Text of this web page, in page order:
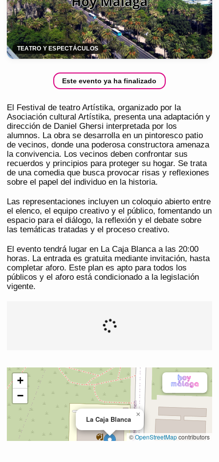
TEATRO Y ESPECTÁCULOS
Este evento ya ha finalizado
El Festival de teatro Artístika, organizado por la
Asociación cultural Artístika, presenta una adaptación y
dirección de Daniel Ghersi interpretada por los
alumnos. La obra se desarrolla en un pintoresco patio
de vecinos, donde una poderosa constructora amenaza
la convivencia. Los vecinos deben confrontar sus
recuerdos y principios para proteger su hogar. Se trata
de una comedia que busca provocar risas y reflexiones
sobre el papel del individuo en la historia.
Las representaciones incluyen un coloquio abierto entre
el elenco, el equipo creativo y el público, fomentando un
espacio para el diálogo, la reflexión y el debate sobre
las temáticas tratadas y el proceso creativo.
El evento tendrá lugar en La Caja Blanca a las 20:00
horas. La entrada es gratuita mediante invitación, hasta
completar aforo. Este plan es apto para todos los
públicos y el aforo está condicionado a la legislación
vigente.